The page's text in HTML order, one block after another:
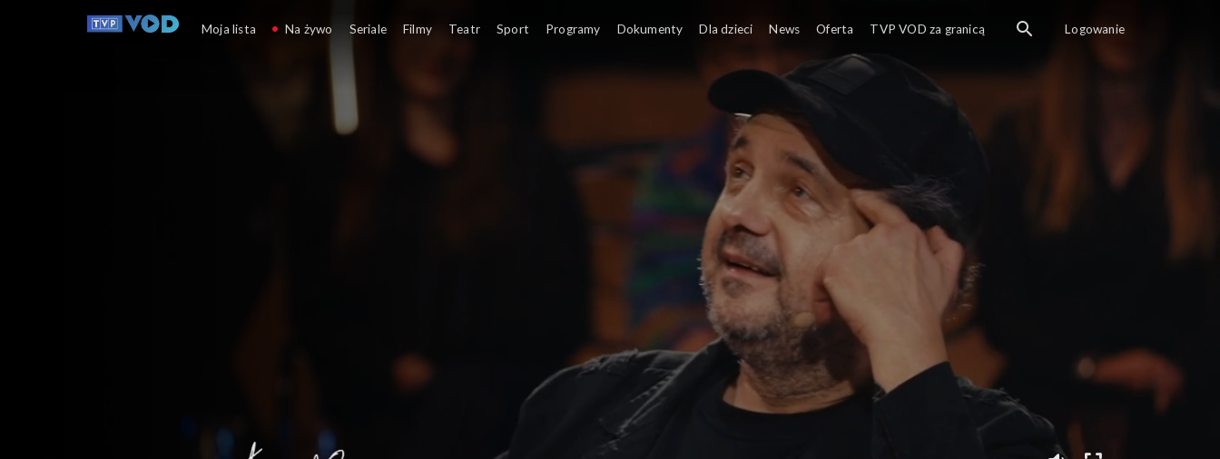
Moja lista Na żywo Seriale Filmy Teatr Sport Programy Dokumenty Dla dzieci News Oferta TVP VOD za granicą Logowanie